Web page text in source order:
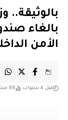
بالوثيقة..
بالغاء
الأمن
قبل 4 سنوات 88 مشاهدات